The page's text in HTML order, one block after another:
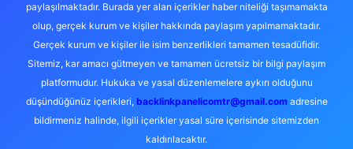
paylaşılmaktadır. Burada yer alan içerikler haber niteliği taşımamakta
olup, gerçek kurum ve kişiler hakkında paylaşım yapılmamaktadır.
Gerçek kurum ve kişiler ile isim benzerlikleri tamamen tesadüfidir.
Sitemiz, kar amacı gütmeyen ve tamamen ücretsiz bir bilgi paylaşım
platformudur. Hukuka ve yasal düzenlemelere aykırı olduğunu
düşündüğünüz içerikleri, backlinkpanelicomtr@gmail.comadresine
bildirmeniz halinde, ilgili içerikler yasal süre içerisinde sitemizden
kaldırılacaktır.